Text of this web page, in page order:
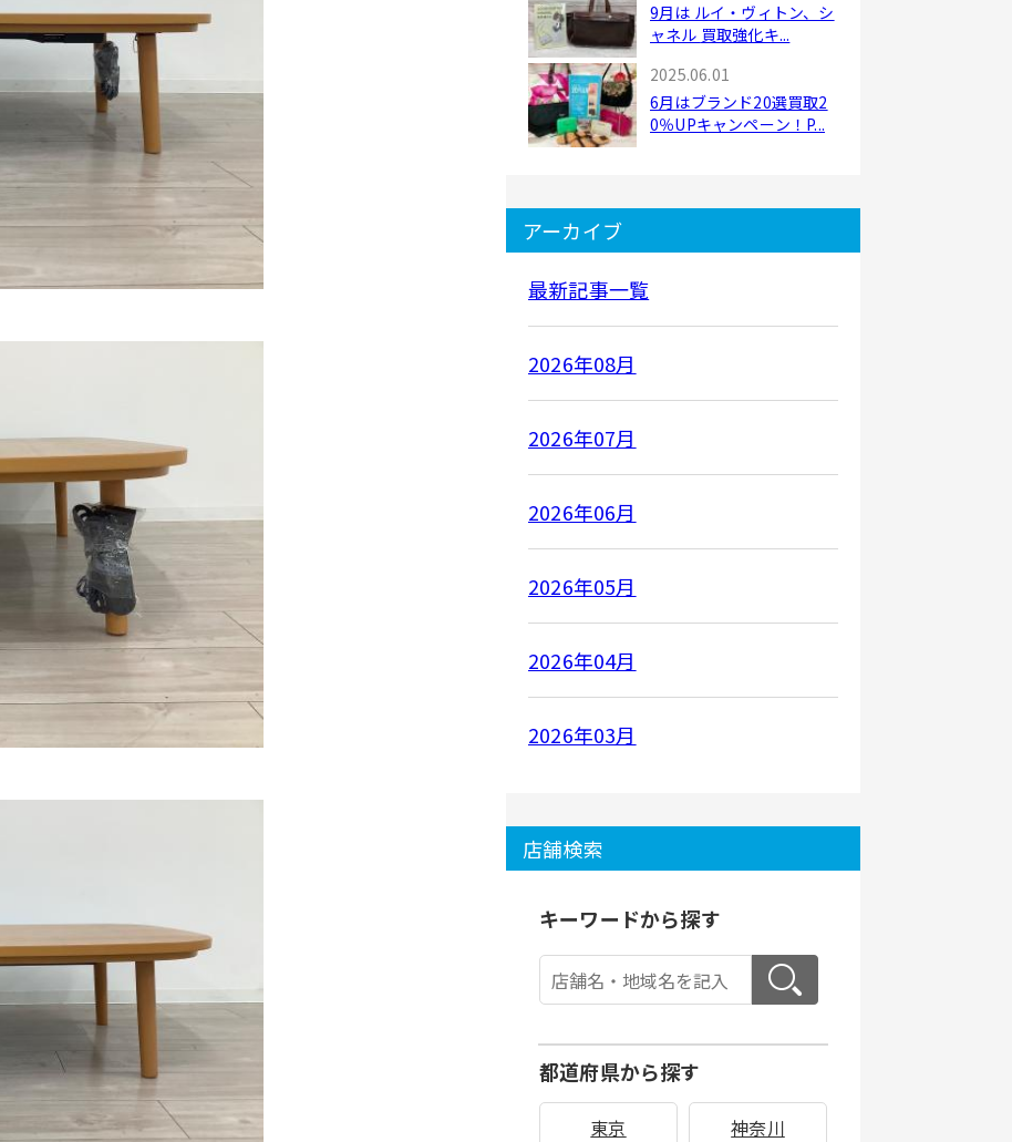
9月は ルイ・ヴィトン、シ
ャネル 買取強化キ...
2025.06.01
6月はブランド20選買取2
0％UPキャンペーン！P...
アーカイブ
最新記事一覧
2026年08月
2026年07月
2026年06月
2026年05月
2026年04月
2026年03月
店舗検索
キーワードから探す
都道府県から探す
東京 神奈川